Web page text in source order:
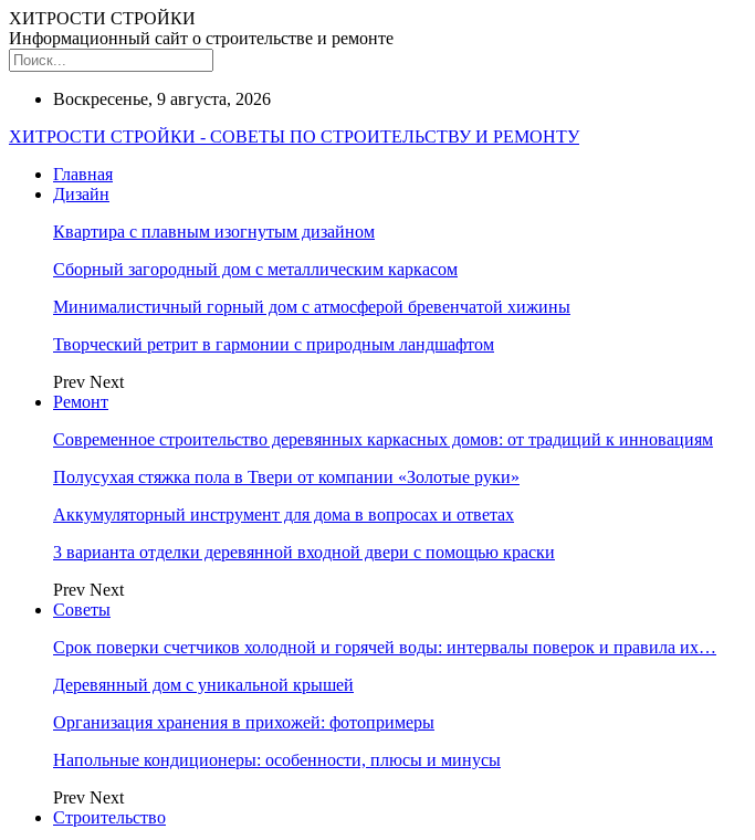
ХИТРОСТИ СТРОЙКИ
Информационный сайт о строительстве и ремонте
Воскресенье, 9 августа, 2026
ХИТРОСТИ СТРОЙКИ - СОВЕТЫ ПО СТРОИТЕЛЬСТВУ И РЕМОНТУ
Главная
Дизайн
Квартира с плавным изогнутым дизайном
Сборный загородный дом с металлическим каркасом
Минималистичный горный дом с атмосферой бревенчатой хижины
Творческий ретрит в гармонии с природным ландшафтом
Prev Next
Ремонт
Современное строительство деревянных каркасных домов: от традиций к инновациям
Полусухая стяжка пола в Твери от компании «Золотые руки»
Аккумуляторный инструмент для дома в вопросах и ответах
3 варианта отделки деревянной входной двери с помощью краски
Prev Next
Советы
Срок поверки счетчиков холодной и горячей воды: интервалы поверок и правила их…
Деревянный дом с уникальной крышей
Организация хранения в прихожей: фотопримеры
Напольные кондиционеры: особенности, плюсы и минусы
Prev Next
Строительство